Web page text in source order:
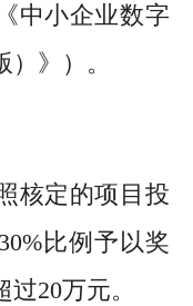
中小企业数字
》）。
核定的项目投
比例予以奖
20万元。